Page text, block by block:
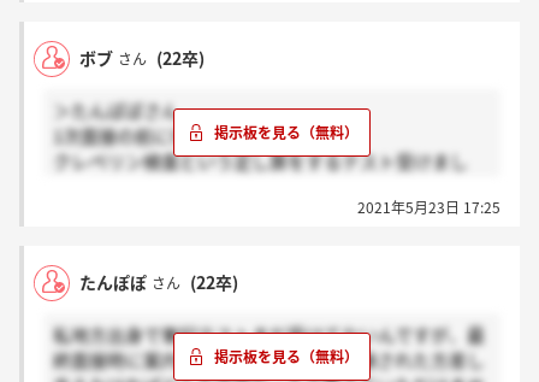
ボブ さん (22卒)
＞たんぽぽさん
1次面接の前に行ったやつですかね？
クレペリン検査という足し算をするテスト受けまし
2021年5月23日 17:25
たんぽぽ さん (22卒)
私地方出身で筆記テストまだ受けてないんですが、最
終面接時に案内されるようで、既に受験された方差し